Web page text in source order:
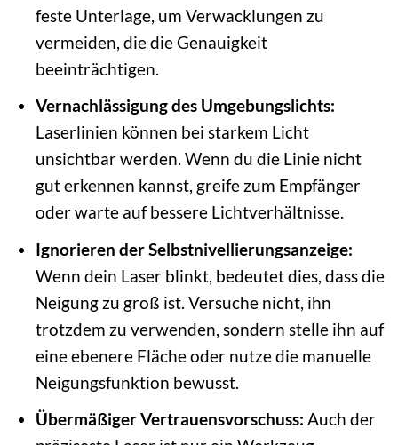
feste Unterlage, um Verwacklungen zu
vermeiden, die die Genauigkeit
beeinträchtigen.
Vernachlässigung des Umgebungslichts:
Laserlinien können bei starkem Licht
unsichtbar werden. Wenn du die Linie nicht
gut erkennen kannst, greife zum Empfänger
oder warte auf bessere Lichtverhältnisse.
Ignorieren der Selbstnivellierungsanzeige:
Wenn dein Laser blinkt, bedeutet dies, dass die
Neigung zu groß ist. Versuche nicht, ihn
trotzdem zu verwenden, sondern stelle ihn auf
eine ebenere Fläche oder nutze die manuelle
Neigungsfunktion bewusst.
Übermäßiger Vertrauensvorschuss: Auch der